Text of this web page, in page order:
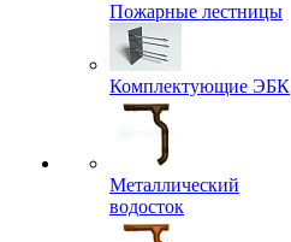
Пожарные лестницы
Комплектующие ЭБК
Металлический
водосток